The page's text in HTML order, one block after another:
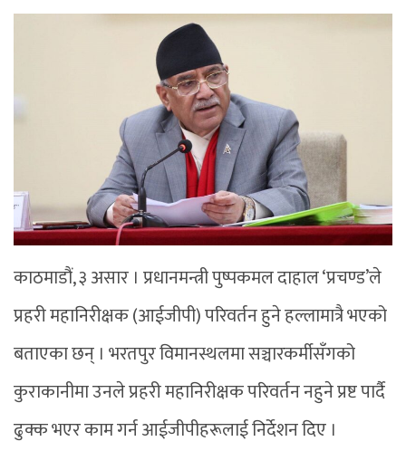
काठमाडौं, ३ असार । प्रधानमन्त्री पुष्पकमल दाहाल ‘प्रचण्ड’ले
प्रहरी महानिरीक्षक (आईजीपी) परिवर्तन हुने हल्लामात्रै भएको
बताएका छन् । भरतपुर विमानस्थलमा सञ्चारकर्मीसँगको
कुराकानीमा उनले प्रहरी महानिरीक्षक परिवर्तन नहुने प्रष्ट पार्दै
ढुक्क भएर काम गर्न आईजीपीहरूलाई निर्देशन दिए ।